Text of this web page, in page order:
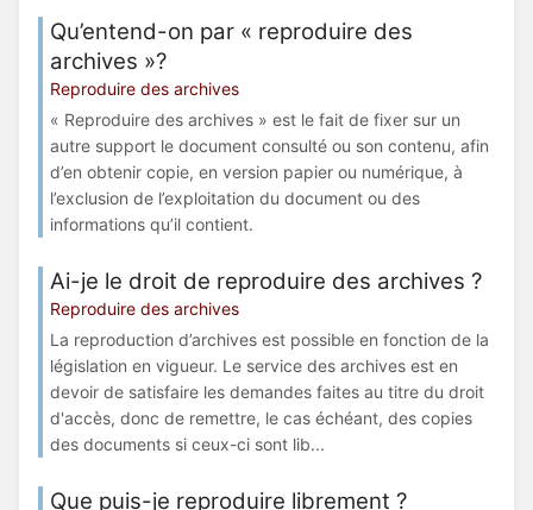
Qu’entend-on par « reproduire des
archives »?
Reproduire des archives
« Reproduire des archives » est le fait de fixer sur un
autre support le document consulté ou son contenu, afin
d’en obtenir copie, en version papier ou numérique, à
l’exclusion de l’exploitation du document ou des
informations qu’il contient.
Ai-je le droit de reproduire des archives ?
Reproduire des archives
La reproduction d’archives est possible en fonction de la
législation en vigueur. Le service des archives est en
devoir de satisfaire les demandes faites au titre du droit
d'accès, donc de remettre, le cas échéant, des copies
des documents si ceux-ci sont lib...
Que puis-je reproduire librement ?